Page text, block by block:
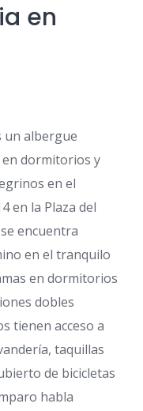
en
un albergue
dormitorios y
en el
en la Plaza del
encuentra
en el tranquilo
en dormitorios
dobles
tienen acceso a
taquillas
de bicicletas
habla